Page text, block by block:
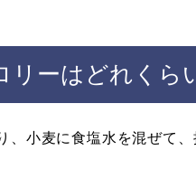
ーはどれくら
小麦に食塩水を混ぜて、